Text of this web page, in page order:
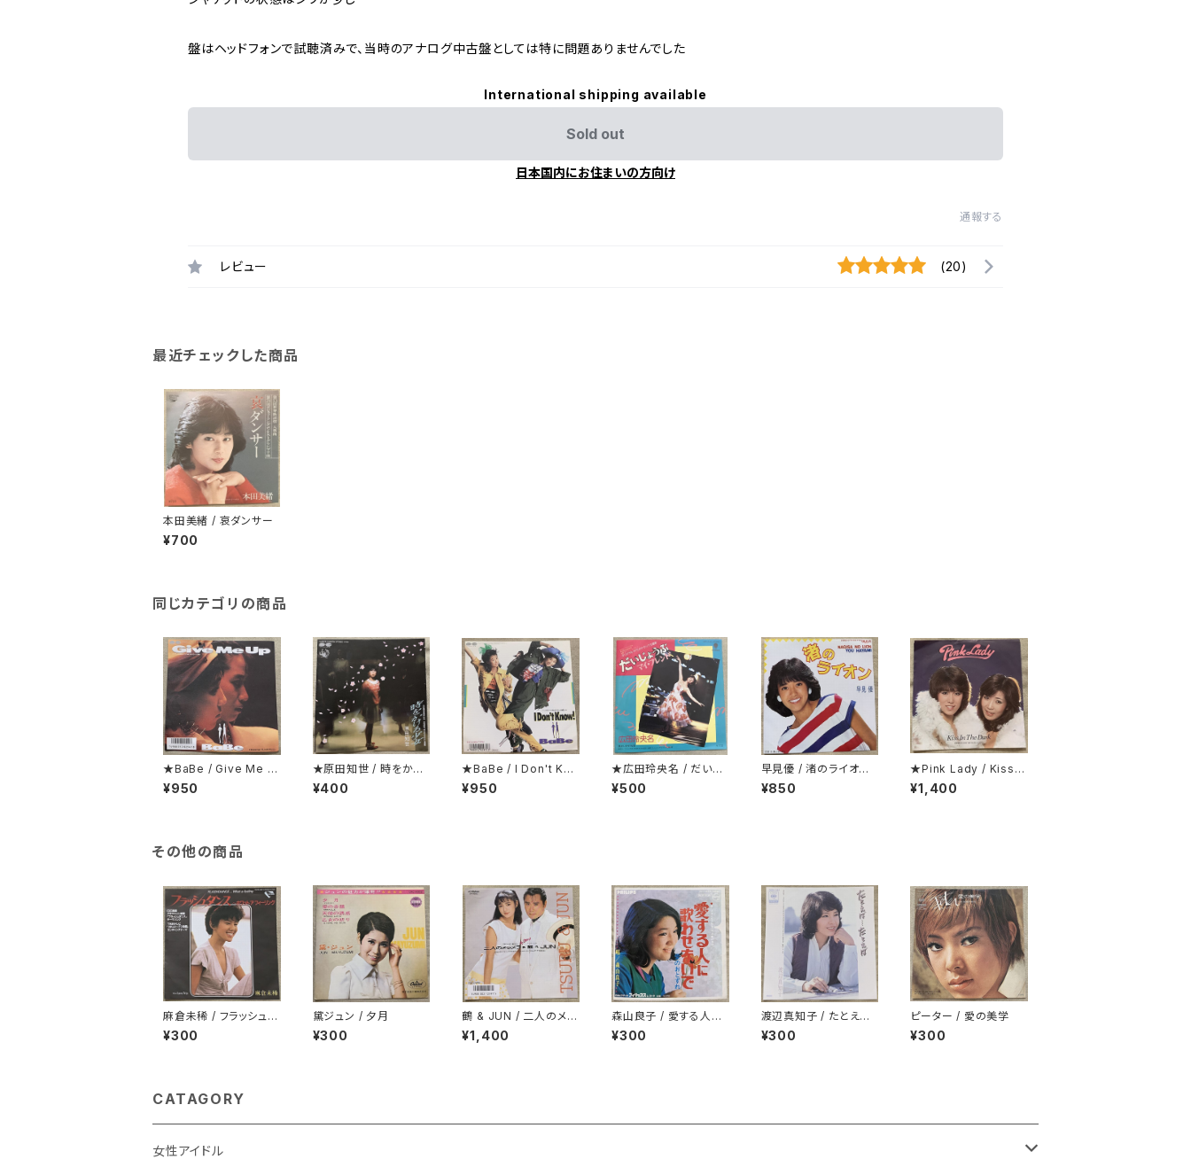
盤はヘッドフォンで試聴済みで、当時のアナログ中古盤としては特に問題ありませんでした
International shipping available
Sold out
日本国内にお住まいの方向け
通報する
レビュー (20)
最近チェックした商品
本田美緒 / 哀ダンサー
¥700
同じカテゴリの商品
★BaBe / Give Me U
p
¥950
★原田知世 / 時をかけ
る少女 見開くとカラー・
ピンナップになっている
¥400
★BaBe / I Don't Kno
w！
¥950
★広田玲央名 / だいじ
ょうぶ マイ・フレンド
¥500
早見優 / 渚のライオン
ステッカー・シート付
¥850
★Pink Lady / Kiss I
n The Dark 折り返し
歌詞カード付
¥1,400
その他の商品
麻倉未稀 / フラッシュダ
ンス
¥300
黛ジュン / 夕月
¥300
鶴 & JUN / 二人のメラ
メラ
¥1,400
森山良子 / 愛する人に
歌わせないで
¥300
渡辺真知子 / たとえ
ば…たとえば
¥300
ピーター / 愛の美学
¥300
CATAGORY
女性アイドル